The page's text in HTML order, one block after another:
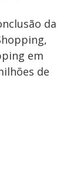
da
em
de